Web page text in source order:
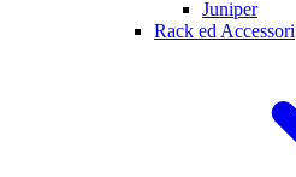
Juniper
Rack ed Accessori